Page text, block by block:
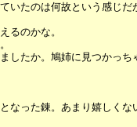
たのは何故という感じ
るのかな。
たか。鳩姉に見つかっ
った錬。あまり嬉しくな